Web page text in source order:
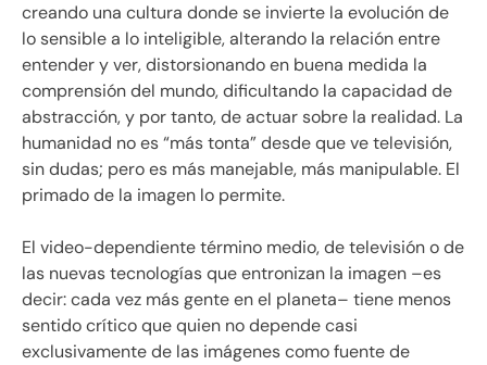
creando una cultura donde se invierte la evolución de
lo sensible a lo inteligible, alterando la relación entre
entender y ver, distorsionando en buena medida la
comprensión del mundo, dificultando la capacidad de
abstracción, y por tanto, de actuar sobre la realidad. La
humanidad no es “más tonta” desde que ve televisión,
sin dudas; pero es más manejable, más manipulable. El
primado de la imagen lo permite.
El video-dependiente término medio, de televisión o de
las nuevas tecnologías que entronizan la imagen –es
decir: cada vez más gente en el planeta– tiene menos
sentido crítico que quien no depende casi
exclusivamente de las imágenes como fuente de